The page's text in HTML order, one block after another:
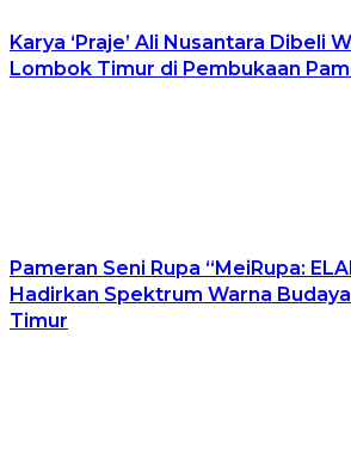
Karya ‘Praje’ Ali Nusantara Dibeli
Lombok Timur di Pembukaan
Pameran Seni Rupa “MeiRupa:
Hadirkan Spektrum Warna
Timur